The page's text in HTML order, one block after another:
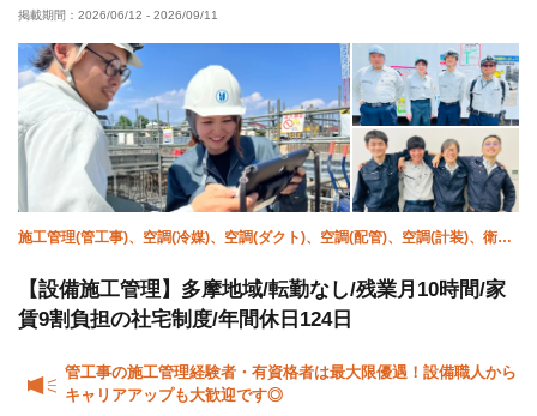
掲載期間： 2026/06/12 - 2026/09/11
施工管理(管工事)、空調(冷媒)、空調(ダクト)、空調(配管)、空調(計装)、衛生
【設備施工管理】多摩地域/転勤なし/残業月10時間/家
賃9割負担の社宅制度/年間休日124日
管工事の施工管理経験者・有資格者は最大限優遇！設備職人から
キャリアアップも大歓迎です◎